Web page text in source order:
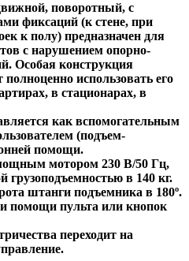
поворотный, с
фиксаций (к стене, при
к полу) предназначен для
с нарушением опорно-
Особая конструкция
использовать его
в стационарах, в
как вспомогательным
(подъем-
помощи.
мотором 230 В/50 Гц,
грузоподъемностью в 140 кг.
штанги подъемника в 180º.
помощи пульта или кнопок
переходит на